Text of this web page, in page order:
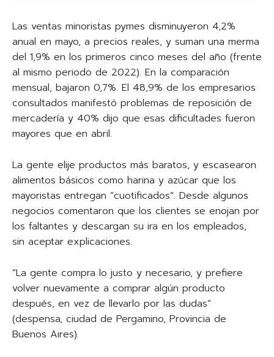
Las ventas minoristas pymes disminuyeron 4,2%
anual en mayo, a precios reales, y suman una merma
del 1,9% en los primeros cinco meses del año (frente
al mismo periodo de 2022). En la comparación
mensual, bajaron 0,7%. El 48,9% de los empresarios
consultados manifestó problemas de reposición de
mercadería y 40% dijo que esas dificultades fueron
mayores que en abril.
La gente elije productos más baratos, y escasearon
alimentos básicos como harina y azúcar que los
mayoristas entregan “cuotificados”. Desde algunos
negocios comentaron que los clientes se enojan por
los faltantes y descargan su ira en los empleados,
sin aceptar explicaciones.
“La gente compra lo justo y necesario, y prefiere
volver nuevamente a comprar algún producto
después, en vez de llevarlo por las dudas”
(despensa, ciudad de Pergamino, Provincia de
Buenos Aires).